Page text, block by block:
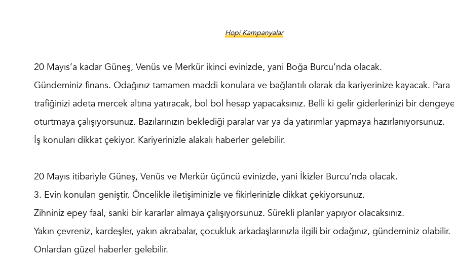
Hopi Kampanyalar
20 Mayıs’a kadar Güneş, Venüs ve Merkür ikinci evinizde, yani Boğa Burcu’nda olacak.
Gündeminiz finans. Odağınız tamamen maddi konulara ve bağlantılı olarak da kariyerinize kayacak. Para
trafiğinizi adeta mercek altına yatıracak, bol bol hesap yapacaksınız. Belli ki gelir giderlerinizi bir
oturtmaya çalışıyorsunuz. Bazılarınızın beklediği paralar var ya da yatırımlar yapmaya hazırlanıyorsunuz.
İş konuları dikkat çekiyor. Kariyerinizle alakalı haberler gelebilir.
20 Mayıs itibariyle Güneş, Venüs ve Merkür üçüncü evinizde, yani İkizler Burcu’nda olacak.
3. Evin konuları geniştir. Öncelikle iletişiminizle ve fikirlerinizle dikkat çekiyorsunuz.
Zihniniz epey faal, sanki bir kararlar almaya çalışıyorsunuz. Sürekli planlar yapıyor olacaksınız.
Yakın çevreniz, kardeşler, yakın akrabalar, çocukluk arkadaşlarınızla ilgili bir odağınız, gündeminiz olabilir.
Onlardan güzel haberler gelebilir.